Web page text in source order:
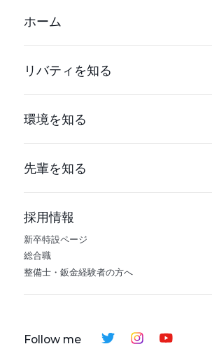
ホーム
リバティを知る
環境を知る
先輩を知る
採用情報
新卒特設ページ
総合職
整備士・鈑金経験者の方へ